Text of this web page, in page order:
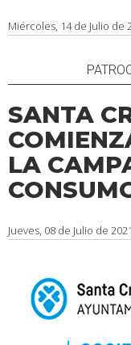
Miércoles, 14 de Julio de
SANTA
LA
Jueves, 08 de Julio de 2021